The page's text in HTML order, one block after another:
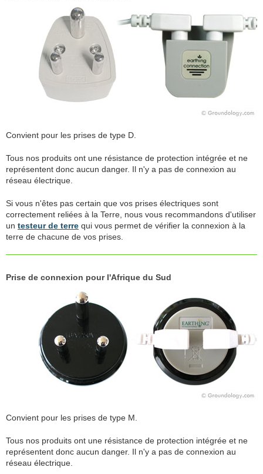
Convient pour les prises de type D.
Tous nos produits ont une résistance de protection intégrée et ne
représentent donc aucun danger. Il n'y a pas de connexion au
réseau électrique.
Si vous n'êtes pas certain que vos prises électriques sont
correctement reliées à la Terre, nous vous recommandons d'utiliser
un testeur de terre qui vous permet de vérifier la connexion à la
terre de chacune de vos prises.
Prise de connexion pour l'Afrique du Sud
Convient pour les prises de type M.
Tous nos produits ont une résistance de protection intégrée et ne
représentent donc aucun danger. Il n'y a pas de connexion au
réseau électrique.